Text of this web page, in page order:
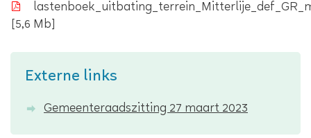
5,6 Mb
Externe links
Gemeenteraadszitting 27 maart 2023